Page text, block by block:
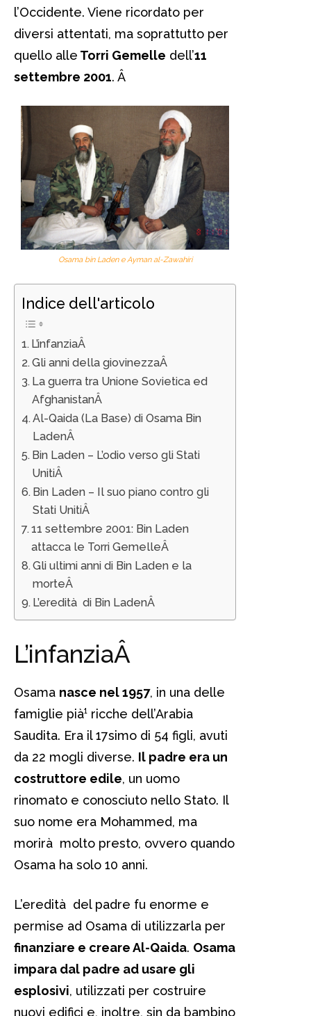
l’Occidente. Viene ricordato per
diversi attentati, ma soprattutto per
quello alle Torri Gemelle dell’11
settembre 2001. Â
Osama bin Laden e Ayman al-Zawahiri
Indice dell'articolo
L’infanziaÂ
Gli anni della giovinezzaÂ
La guerra tra Unione Sovietica ed
AfghanistanÂ
Al-Qaida (La Base) di Osama Bin
LadenÂ
Bin Laden – L’odio verso gli Stati
UnitiÂ
Bin Laden – Il suo piano contro gli
Stati UnitiÂ
11 settembre 2001: Bin Laden
attacca le Torri GemelleÂ
Gli ultimi anni di Bin Laden e la
morteÂ
L’eredità di Bin LadenÂ
L’infanziaÂ
Osama nasce nel 1957, in una delle
famiglie pià¹ ricche dell’Arabia
Saudita. Era il 17simo di 54 figli, avuti
da 22 mogli diverse. Il padre era un
costruttore edile, un uomo
rinomato e conosciuto nello Stato. Il
suo nome era Mohammed, ma
morirà molto presto, ovvero quando
Osama ha solo 10 anni.
L’eredità del padre fu enorme e
permise ad Osama di utilizzarla per
finanziare e creare Al-Qaida. Osama
impara dal padre ad usare gli
esplosivi, utilizzati per costruire
nuovi edifici e, inoltre, sin da bambino